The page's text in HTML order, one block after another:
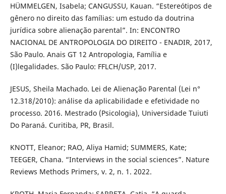
HÜMMELGEN, Isabela; CANGUSSU, Kauan. “Estereótipos de
gênero no direito das famílias: um estudo da doutrina
jurídica sobre alienação parental”. In: ENCONTRO
NACIONAL DE ANTROPOLOGIA DO DIREITO - ENADIR, 2017,
São Paulo. Anais GT 12 Antropologia, Família e
(I)legalidades. São Paulo: FFLCH/USP, 2017.
JESUS, Sheila Machado. Lei de Alienação Parental (Lei n°
12.318/2010): análise da aplicabilidade e efetividade no
processo. 2016. Mestrado (Psicologia), Universidade Tuiuti
Do Paraná. Curitiba, PR, Brasil.
KNOTT, Eleanor; RAO, Aliya Hamid; SUMMERS, Kate;
TEEGER, Chana. “Interviews in the social sciences”. Nature
Reviews Methods Primers, v. 2, n. 1. 2022.